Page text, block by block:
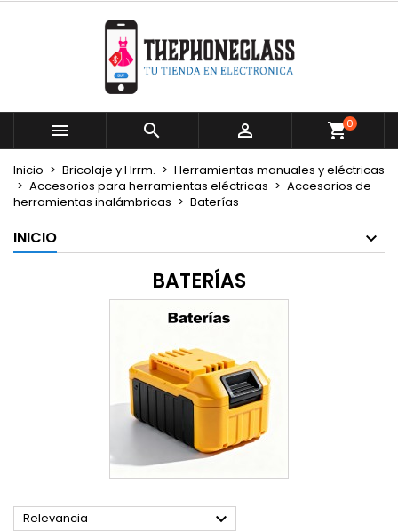
   0
Inicio Bricolaje y Hrrm.
Herramientas manuales y eléctricas
Accesorios para herramientas eléctricas
Accesorios de
herramientas inalámbricas
Baterías
INICIO
BATERÍAS
Relevancia 
Mi lista de deseos
Crear nueva lista
((modalTitle))
((confirmMessage))
((cancelText)) ((modalDeleteText))
Crear lista de deseos
Nombre de la lista de deseos
Cancelar Crear lista de deseos
Iniciar sesión
Debe iniciar sesión para guardar productos en su
lista de deseos.
Cancelar Iniciar sesión